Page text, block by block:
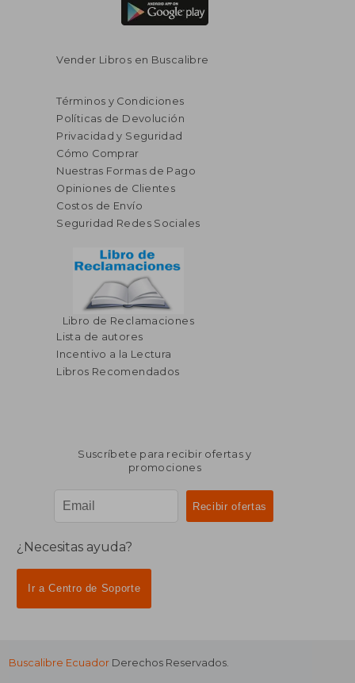
Vender Libros en Buscalibre
Términos y Condiciones
Políticas de Devolución
Privacidad y Seguridad
Cómo Comprar
Nuestras Formas de Pago
Opiniones de Clientes
Costos de Envío
Seguridad Redes Sociales
Libro de Reclamaciones
Lista de autores
Incentivo a la Lectura
Libros Recomendados
Suscríbete para recibir ofertas y
promociones
¿Necesitas ayuda?
Ir a Centro de Soporte
Buscalibre Ecuador Derechos Reservados.